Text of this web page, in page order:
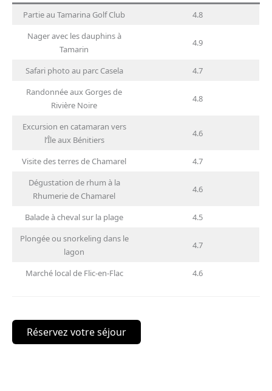
Partie au Tamarina Golf Club
4.8
Nager avec les dauphins à
Tamarin
4.9
Safari photo au parc Casela
4.7
Randonnée aux Gorges de
Rivière Noire
4.8
Excursion en catamaran vers
l’Île aux Bénitiers
4.6
Visite des terres de Chamarel
4.7
Dégustation de rhum à la
Rhumerie de Chamarel
4.6
Balade à cheval sur la plage
4.5
Plongée ou snorkeling dans le
lagon
4.7
Marché local de Flic-en-Flac 4.6
Réservez votre séjour